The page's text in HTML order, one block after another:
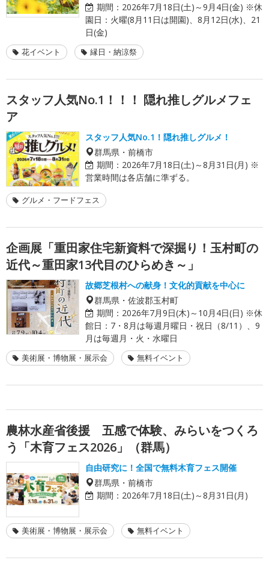
期間： 2026年7月18日(土)～9月4日(金) ※休
園日：火曜(8月11日は開園)、8月12日(水)、21
日(金)
花イベント 縁日・納涼祭
スタッフ人気No.1！！！ 隠れ推しグルメフェ
ア
スタッフ人気No.1！隠れ推しグルメ！
群馬県・前橋市
期間： 2026年7月18日(土)～8月31日(月) ※
営業時間は各店舗に準ずる。
グルメ・フードフェス
企画展「重田家住宅新資料で深掘り！玉村町の
近代～重田家13代目のひらめき～」
故郷芝根村への献身！文化的貢献を中心に
群馬県・佐波郡玉村町
期間： 2026年7月9日(木)～10月4日(日) ※休
館日：7・8月は毎週月曜日・祝日（8/11）、9
月は毎週月・火・水曜日
美術展・博物展・展示会 無料イベント
農林水産省後援 五感で体験、みらいをつくろ
う「木育フェス2026」（群馬）
自由研究に！全国で無料木育フェス開催
群馬県・前橋市
期間： 2026年7月18日(土)～8月31日(月)
美術展・博物展・展示会 無料イベント